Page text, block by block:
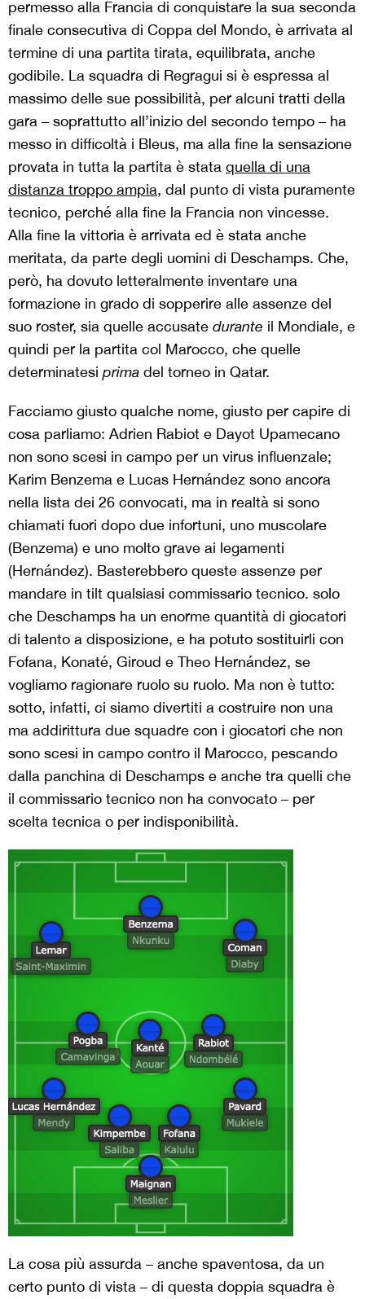
permesso alla Francia di conquistare la sua seconda
finale consecutiva di Coppa del Mondo, è arrivata al
termine di una partita tirata, equilibrata, anche
godibile. La squadra di Regragui si è espressa al
massimo delle sue possibilità, per alcuni tratti della
gara – soprattutto all’inizio del secondo tempo – ha
messo in difficoltà i Bleus, ma alla fine la sensazione
provata in tutta la partita è stata quella di una
distanza troppo ampia, dal punto di vista puramente
tecnico, perché alla fine la Francia non vincesse.
Alla fine la vittoria è arrivata ed è stata anche
meritata, da parte degli uomini di Deschamps. Che,
però, ha dovuto letteralmente inventare una
formazione in grado di sopperire alle assenze del
suo roster, sia quelle accusate durante il Mondiale, e
quindi per la partita col Marocco, che quelle
determinatesi prima del torneo in Qatar.
Facciamo giusto qualche nome, giusto per capire di
cosa parliamo: Adrien Rabiot e Dayot Upamecano
non sono scesi in campo per un virus influenzale;
Karim Benzema e Lucas Hernández sono ancora
nella lista dei 26 convocati, ma in realtà si sono
chiamati fuori dopo due infortuni, uno muscolare
(Benzema) e uno molto grave ai legamenti
(Hernández). Basterebbero queste assenze per
mandare in tilt qualsiasi commissario tecnico. solo
che Deschamps ha un enorme quantità di giocatori
di talento a disposizione, e ha potuto sostituirli con
Fofana, Konaté, Giroud e Theo Hernández, se
vogliamo ragionare ruolo su ruolo. Ma non è tutto:
sotto, infatti, ci siamo divertiti a costruire non una
ma addirittura due squadre con i giocatori che non
sono scesi in campo contro il Marocco, pescando
dalla panchina di Deschamps e anche tra quelli che
il commissario tecnico non ha convocato – per
scelta tecnica o per indisponibilità.
La cosa più assurda – anche spaventosa, da un
certo punto di vista – di questa doppia squadra è